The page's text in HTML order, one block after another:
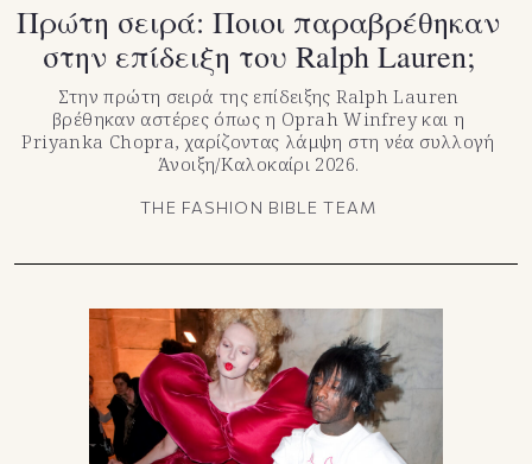
Πρώτη σειρά: Ποιοι παραβρέθηκαν
στην επίδειξη του Ralph Lauren;
Στην πρώτη σειρά της επίδειξης Ralph Lauren
βρέθηκαν αστέρες όπως η Oprah Winfrey και η
Priyanka Chopra, χαρίζοντας λάμψη στη νέα συλλογή
Άνοιξη/Καλοκαίρι 2026.
THE FASHION BIBLE TEAM